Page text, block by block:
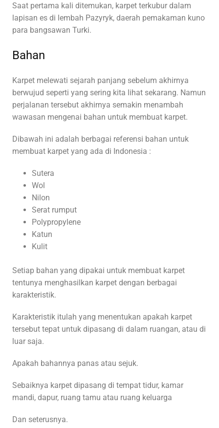
Saat pertama kali ditemukan, karpet terkubur dalam
lapisan es di lembah Pazyryk, daerah pemakaman kuno
para bangsawan Turki.
Bahan
Karpet melewati sejarah panjang sebelum akhirnya
berwujud seperti yang sering kita lihat sekarang. Namun
perjalanan tersebut akhirnya semakin menambah
wawasan mengenai bahan untuk membuat karpet.
Dibawah ini adalah berbagai referensi bahan untuk
membuat karpet yang ada di Indonesia :
Sutera
Wol
Nilon
Serat rumput
Polypropylene
Katun
Kulit
Setiap bahan yang dipakai untuk membuat karpet
tentunya menghasilkan karpet dengan berbagai
karakteristik.
Karakteristik itulah yang menentukan apakah karpet
tersebut tepat untuk dipasang di dalam ruangan, atau di
luar saja.
Apakah bahannya panas atau sejuk.
Sebaiknya karpet dipasang di tempat tidur, kamar
mandi, dapur, ruang tamu atau ruang keluarga
Dan seterusnya.